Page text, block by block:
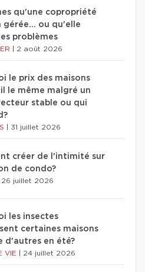
qu'une copropriété
gérée… ou qu'elle
problèmes
2 août 2026
le prix des maisons
le même malgré un
stable ou qui
31 juillet 2026
créer de l'intimité sur
de condo?
26 juillet 2026
les insectes
certaines maisons
d'autres en été?
VIE 24 juillet 2026